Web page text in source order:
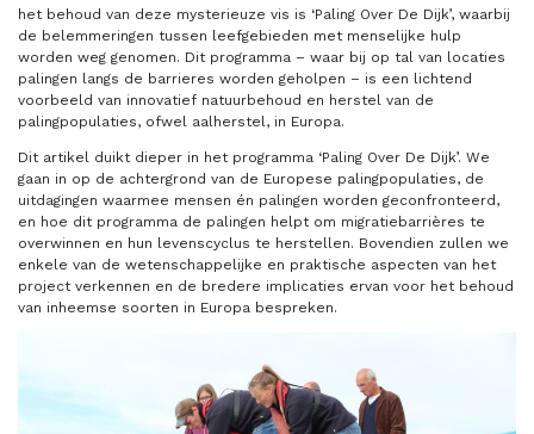
het behoud van deze mysterieuze vis is ‘Paling Over De Dijk’, waarbij
de belemmeringen tussen leefgebieden met menselijke hulp
worden weg genomen. Dit programma – waar bij op tal van locaties
palingen langs de barrieres worden geholpen – is een lichtend
voorbeeld van innovatief natuurbehoud en herstel van de
palingpopulaties, ofwel aalherstel, in Europa.
Dit artikel duikt dieper in het programma ‘Paling Over De Dijk’. We
gaan in op de achtergrond van de Europese palingpopulaties, de
uitdagingen waarmee mensen én palingen worden geconfronteerd,
en hoe dit programma de palingen helpt om migratiebarrières te
overwinnen en hun levenscyclus te herstellen. Bovendien zullen we
enkele van de wetenschappelijke en praktische aspecten van het
project verkennen en de bredere implicaties ervan voor het behoud
van inheemse soorten in Europa bespreken.